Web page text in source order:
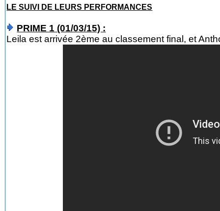
LE SUIVI DE LEURS PERFORMANCES
PRIME 1 (01/03/15) :
Leila est arrivée 2ème au classement final, et